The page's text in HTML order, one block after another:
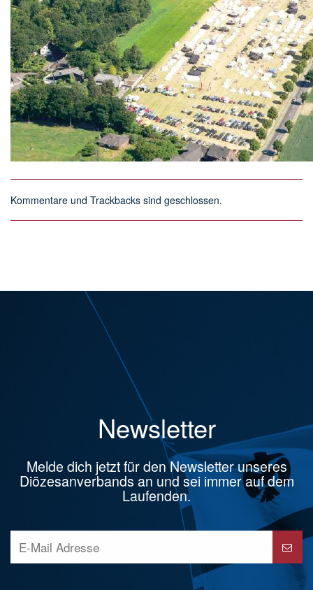
Kommentare und Trackbacks sind geschlossen.
Newsletter
Melde dich jetzt für den Newsletter unseres
Diözesanverbands an und sei immer auf dem
Laufenden.